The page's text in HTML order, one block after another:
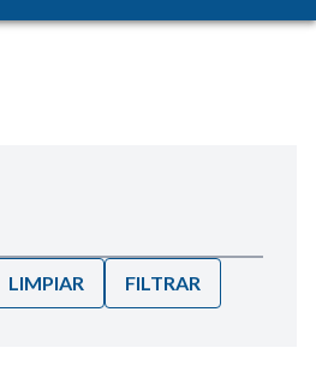
LIMPIAR FILTRAR